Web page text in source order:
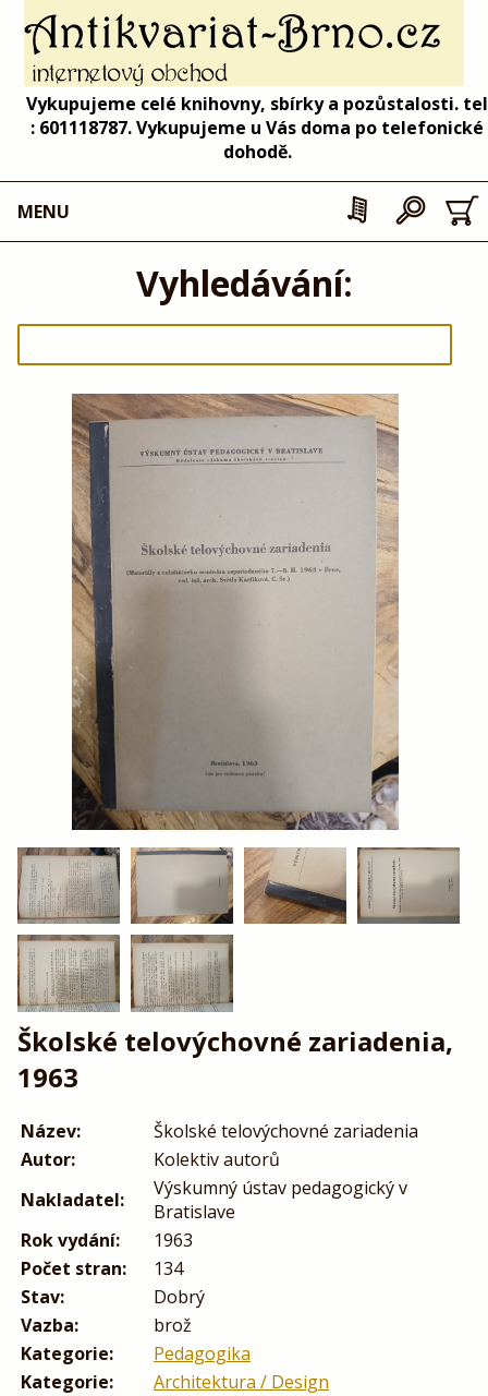
Vykupujeme celé knihovny, sbírky a pozůstalosti. tel
: 601118787. Vykupujeme u Vás doma po telefonické
dohodě.
MENU
Vyhledávání:
Školské telovýchovné zariadenia,
1963
Název:
Školské telovýchovné zariadenia
Autor:
Kolektiv autorů
Nakladatel:
Výskumný ústav pedagogický v
Bratislave
Rok vydání:
1963
Počet stran:
134
Stav:
Dobrý
Vazba:
brož
Kategorie:
Pedagogika
Kategorie:
Architektura / Design